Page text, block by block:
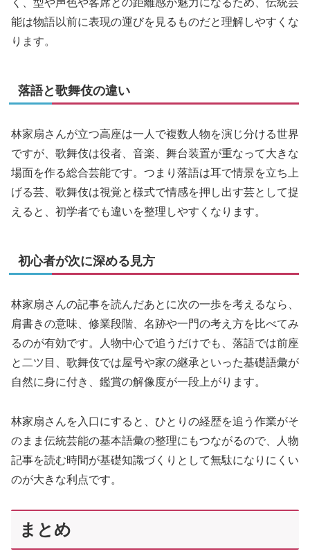
く、型や声色や客席との距離感が魅力になるため、伝統芸
能は物語以前に表現の運びを見るものだと理解しやすくな
ります。
落語と歌舞伎の違い
林家扇さんが立つ高座は一人で複数人物を演じ分ける世界
ですが、歌舞伎は役者、音楽、舞台装置が重なって大きな
場面を作る総合芸能です。つまり落語は耳で情景を立ち上
げる芸、歌舞伎は視覚と様式で情感を押し出す芸として捉
えると、初学者でも違いを整理しやすくなります。
初心者が次に深める見方
林家扇さんの記事を読んだあとに次の一歩を考えるなら、
肩書きの意味、修業段階、名跡や一門の考え方を比べてみ
るのが有効です。人物中心で追うだけでも、落語では前座
と二ツ目、歌舞伎では屋号や家の継承といった基礎語彙が
自然に身に付き、鑑賞の解像度が一段上がります。
林家扇さんを入口にすると、ひとりの経歴を追う作業がそ
のまま伝統芸能の基本語彙の整理にもつながるので、人物
記事を読む時間が基礎知識づくりとして無駄になりにくい
のが大きな利点です。
まとめ